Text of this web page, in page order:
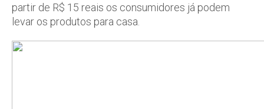
partir de R$ 15 reais os consumidores já podem
levar os produtos para casa.